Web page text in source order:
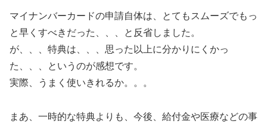
マイナンバーカードの申請自体は、とてもスムーズでもっ
と早くすべきだった、、、と反省しました。
が、、、特典は、、、思った以上に分かりにくかっ
た、、、というのが感想です。
実際、うまく使いきれるか。。。
まあ、一時的な特典よりも、今後、給付金や医療などの事